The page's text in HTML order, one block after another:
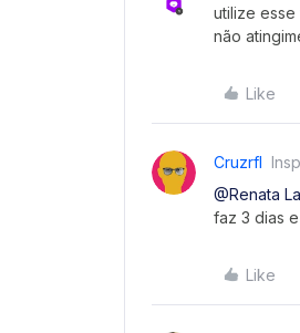
utilize
não
Like
Cruzrfl
@Renata
faz 3 dias
Like